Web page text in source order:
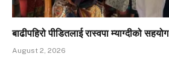
बाढीपहिरो पीडितलाई रास्वपा म्याग्दीको सहयोग
August 2, 2026